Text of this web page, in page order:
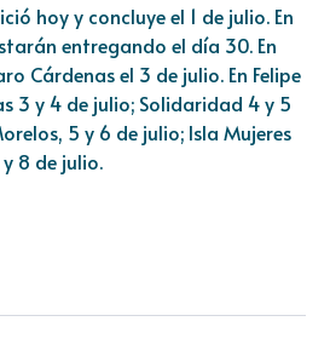
hoy y concluye el 1 de julio. En
entregando el día 30. En
Cárdenas el 3 de julio. En Felipe
3 y 4 de julio; Solidaridad 4 y 5
5 y 6 de julio; Isla Mujeres
8 de julio.